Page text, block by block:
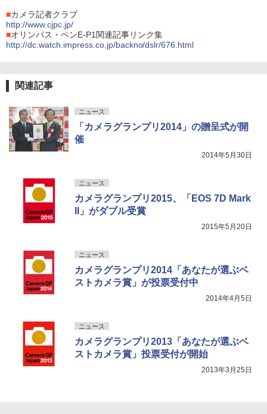
■カメラ記者クラブ
http://www.cjpc.jp/
■オリンパス・ペンE-P1関連記事リンク集
http://dc.watch.impress.co.jp/backno/dslr/676.html
関連記事
ニュース
「カメラグランプリ2014」の贈呈式が開
催
2014年5月30日
ニュース
カメラグランプリ2015、「EOS 7D Mark
II」がダブル受賞
2015年5月20日
ニュース
カメラグランプリ2014「あなたが選ぶベ
ストカメラ賞」が投票受付中
2014年4月5日
ニュース
カメラグランプリ2013「あなたが選ぶベ
ストカメラ賞」投票受付が開始
2013年3月25日